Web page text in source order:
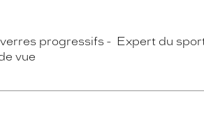
progressifs Expert du
vue